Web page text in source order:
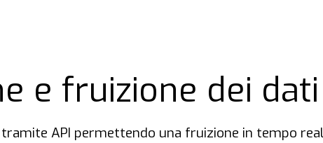
e fruizione dei dati
API permettendo una fruizione in tempo